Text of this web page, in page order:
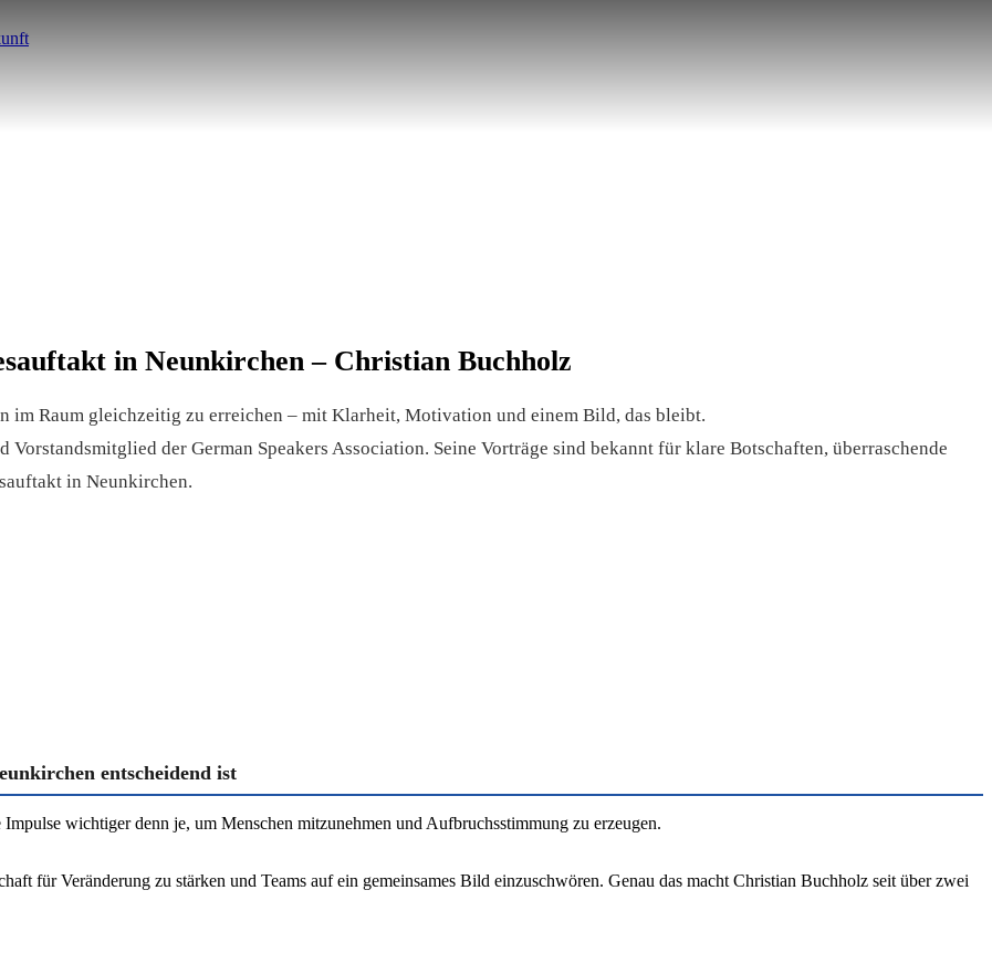
in Neunkirchen – Christian Buchholz
im Raum gleichzeitig zu erreichen – mit Klarheit, Motivation und einem Bild, das bleibt.
der German Speakers Association. Seine Vorträge sind bekannt für klare Botschaften, überraschende
in Neunkirchen.
entscheidend ist
wichtiger denn je, um Menschen mitzunehmen und Aufbruchsstimmung zu erzeugen.
für Veränderung zu stärken und Teams auf ein gemeinsames Bild einzuschwören. Genau das macht Christian Buchholz seit über zwei